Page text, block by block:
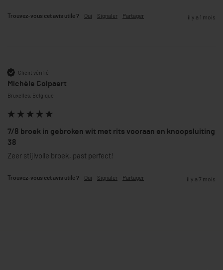
Trouvez-vous cet avis utile ? Oui Signaler Partager il y a 1 mois
Client vérifié
Michèle Colpaert
Bruxelles, Belgique
7/8 broek in gebroken wit met rits vooraan en knoopsluiting
38
Zeer stijlvolle broek, past perfect!
Trouvez-vous cet avis utile ? Oui Signaler Partager il y a 7 mois